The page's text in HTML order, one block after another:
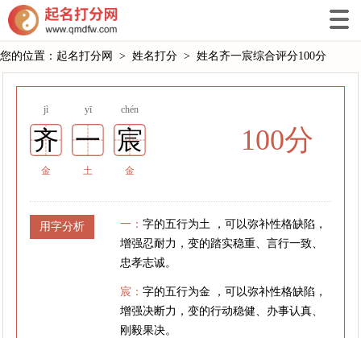
您的位置： 起名打分网 > 姓名打分 > 姓名齐一宸综合评分100分
jì yī chén
齐 一 宸
金 土 金
100分
用字分析 一：字的五行为土 ，可以弥补性格缺陷，
增强忍耐力，变的踏实稳重、言行一致、
忠孝志诚。
宸：字的五行为金 ，可以弥补性格缺陷，
增强决断力，变的行动稳健、办事认真、
刚毅果决。